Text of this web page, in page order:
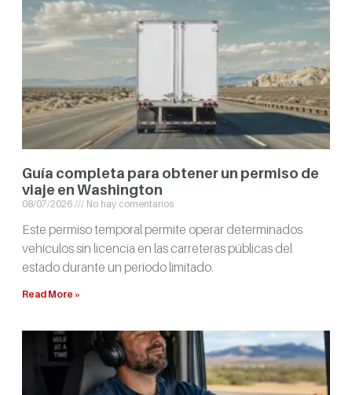
Guía completa para obtener un permiso de
viaje en Washington
08/07/2026 No hay comentarios
Este permiso temporal permite operar determinados
vehículos sin licencia en las carreteras públicas del
estado durante un período limitado.
Read More »